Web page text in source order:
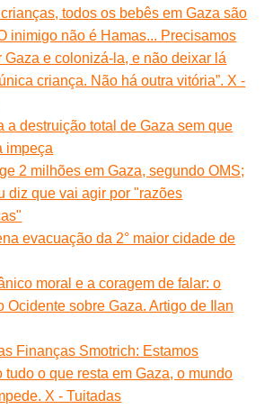
crianças, todos os bebês em Gaza são
inimigo não é Hamas... Precisamos
Gaza e colonizá-la, e não deixar lá
criança. Não há outra vitória”. X -
a destruição total de Gaza sem que
impeça
2 milhões em Gaza, segundo OMS;
diz que vai agir por "razões
evacuação da 2° maior cidade de
moral e a coragem de falar: o
Ocidente sobre Gaza. Artigo de Ilan
Finanças Smotrich: Estamos
tudo o que resta em Gaza, o mundo
X - Tuitadas